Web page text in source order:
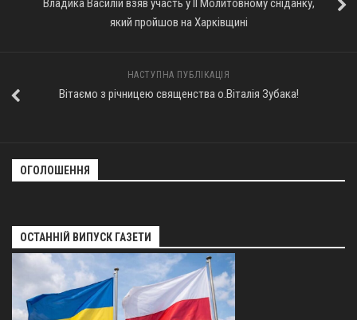
який пройшов на Харківщині
НАСТУПНА ПУБЛІКАЦІЯ
Вітаємо з річницею священства о.Віталія Зубака!
ОГОЛОШЕННЯ
ОСТАННІЙ ВИПУСК ГАЗЕТИ